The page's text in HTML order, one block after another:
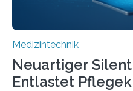
Medizintechnik
Neuartiger
Entlastet